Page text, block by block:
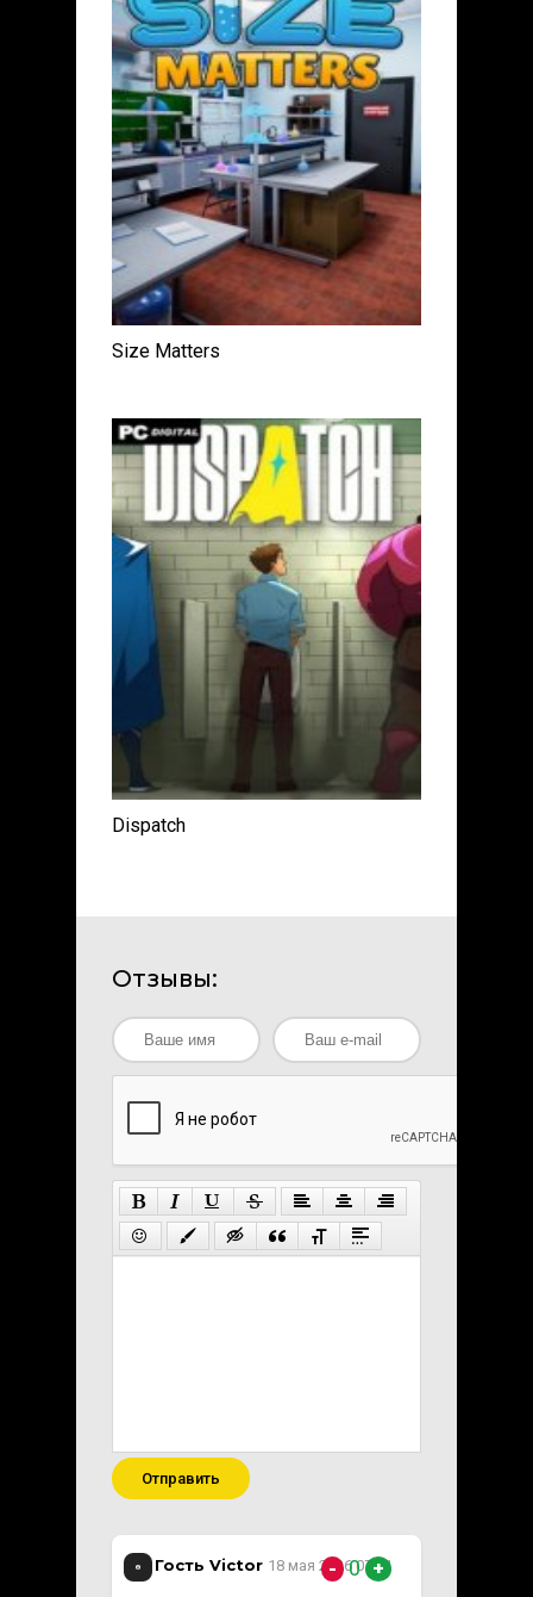
Size Matters
Dispatch
Отзывы:
Отправить
Гость Victor 18 мая 2026 07:21
- 0 +